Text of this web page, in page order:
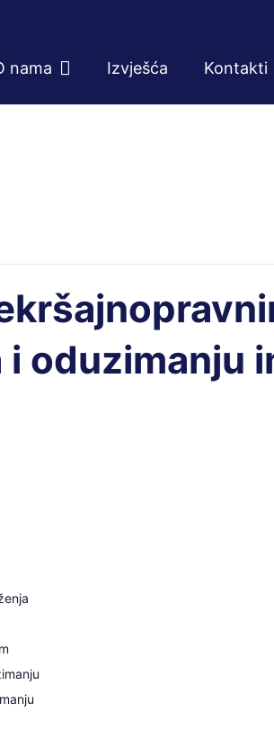
nama Izvješća Kontakti
oduzimanju